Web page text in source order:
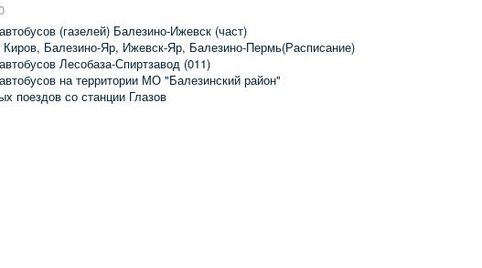
(газелей) Балезино-Ижевск (част)
Киров, Балезино-Яр, Ижевск-Яр, Балезино-Пермь(Расписание)
Лесобаза-Спиртзавод (011)
на территории МО "Балезинский район"
поездов со станции Глазов